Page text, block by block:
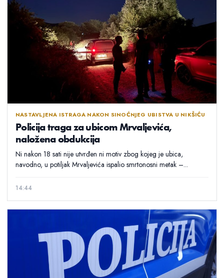
NASTAVLJENA ISTRAGA NAKON SINOĆNJEG UBISTVA U NIKŠIĆU
Policija traga za ubicom Mrvaljevića,
naložena obdukcija
Ni nakon 18 sati nije utvrđen ni motiv zbog kojeg je ubica,
navodno, u potiljak Mrvaljevića ispalio smrtonosni metak –...
14:44